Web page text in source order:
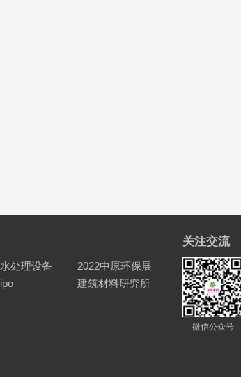
水处理设备
2022中原环保展
ipo
建筑材料研究所
关注交流
微信公众号